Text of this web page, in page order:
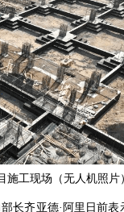
工现场（无人机照片
长齐亚德·阿里日前